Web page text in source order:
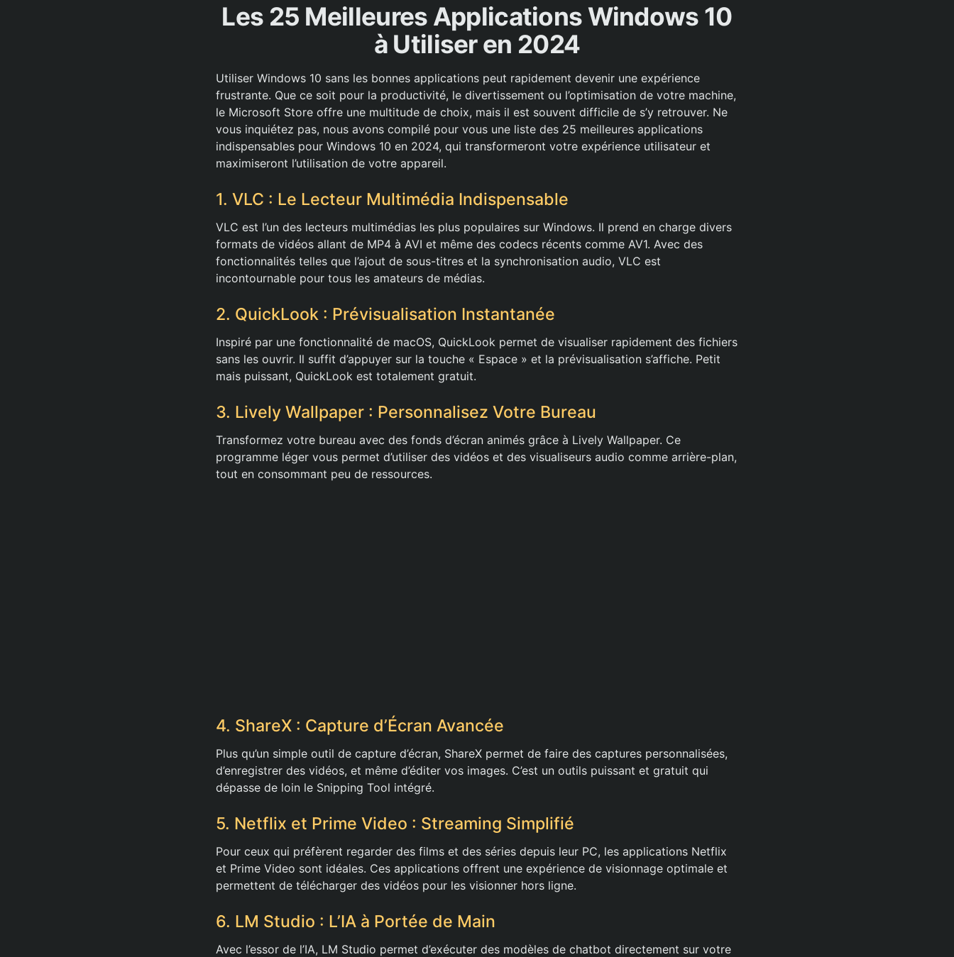
Les 25 Meilleures Applications Windows 10
à Utiliser en 2024
Utiliser Windows 10 sans les bonnes applications peut rapidement devenir une expérience
frustrante. Que ce soit pour la productivité, le divertissement ou l’optimisation de votre machine,
le Microsoft Store offre une multitude de choix, mais il est souvent difficile de s’y retrouver. Ne
vous inquiétez pas, nous avons compilé pour vous une liste des 25 meilleures applications
indispensables pour Windows 10 en 2024, qui transformeront votre expérience utilisateur et
maximiseront l’utilisation de votre appareil.
1. VLC : Le Lecteur Multimédia Indispensable
VLC est l’un des lecteurs multimédias les plus populaires sur Windows. Il prend en charge divers
formats de vidéos allant de MP4 à AVI et même des codecs récents comme AV1. Avec des
fonctionnalités telles que l’ajout de sous-titres et la synchronisation audio, VLC est
incontournable pour tous les amateurs de médias.
2. QuickLook : Prévisualisation Instantanée
Inspiré par une fonctionnalité de macOS, QuickLook permet de visualiser rapidement des fichiers
sans les ouvrir. Il suffit d’appuyer sur la touche « Espace » et la prévisualisation s’affiche. Petit
mais puissant, QuickLook est totalement gratuit.
3. Lively Wallpaper : Personnalisez Votre Bureau
Transformez votre bureau avec des fonds d’écran animés grâce à Lively Wallpaper. Ce
programme léger vous permet d’utiliser des vidéos et des visualiseurs audio comme arrière-plan,
tout en consommant peu de ressources.
4. ShareX : Capture d’Écran Avancée
Plus qu’un simple outil de capture d’écran, ShareX permet de faire des captures personnalisées,
d’enregistrer des vidéos, et même d’éditer vos images. C’est un outils puissant et gratuit qui
dépasse de loin le Snipping Tool intégré.
5. Netflix et Prime Video : Streaming Simplifié
Pour ceux qui préfèrent regarder des films et des séries depuis leur PC, les applications Netflix
et Prime Video sont idéales. Ces applications offrent une expérience de visionnage optimale et
permettent de télécharger des vidéos pour les visionner hors ligne.
6. LM Studio : L’IA à Portée de Main
Avec l’essor de l’IA, LM Studio permet d’exécuter des modèles de chatbot directement sur votre